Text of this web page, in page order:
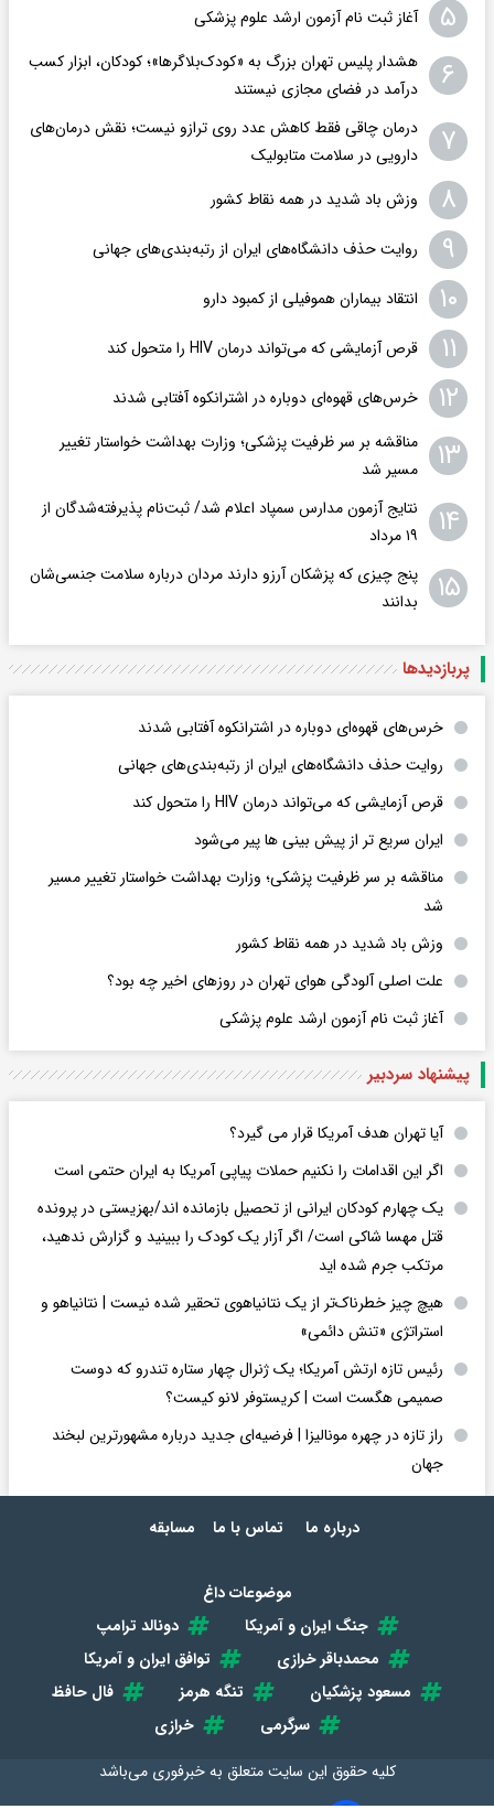
۵ آغاز ثبت نام آزمون ارشد علوم پزشکی
۶
هشدار پلیس تهران بزرگ به «کودک‌بلاگرها»؛ کودکان، ابزار کسب
درآمد در فضای مجازی نیستند
۷
درمان چاقی فقط کاهش عدد روی ترازو نیست؛ نقش درمان‌های
دارویی در سلامت متابولیک
۸ وزش باد شدید در همه نقاط کشور
۹ روایت حذف دانشگاه‌های ایران از رتبه‌بندی‌های جهانی
۱۰ انتقاد بیماران هموفیلی از کمبود دارو
۱۱ قرص آزمایشی که می‌تواند درمان HIV را متحول کند
۱۲ خرس‌های قهوه‌ای دوباره در اشترانکوه آفتابی شدند
۱۳
مناقشه بر سر ظرفیت پزشکی؛ وزارت بهداشت خواستار تغییر
مسیر شد
۱۴
نتایج آزمون مدارس سمپاد اعلام شد/ ثبت‌نام پذیرفته‌شدگان از
۱۹ مرداد
۱۵
پنج چیزی که پزشکان آرزو دارند مردان درباره سلامت جنسی‌شان
بدانند
پربازدید‌ها
خرس‌های قهوه‌ای دوباره در اشترانکوه آفتابی شدند
روایت حذف دانشگاه‌های ایران از رتبه‌بندی‌های جهانی
قرص آزمایشی که می‌تواند درمان HIV را متحول کند
ایران سریع تر از پیش بینی ها پیر می‌شود
مناقشه بر سر ظرفیت پزشکی؛ وزارت بهداشت خواستار تغییر مسیر
شد
وزش باد شدید در همه نقاط کشور
علت اصلی آلودگی هوای تهران در روزهای اخیر چه بود؟
آغاز ثبت نام آزمون ارشد علوم پزشکی
پیشنهاد سردبیر
آیا تهران هدف آمریکا قرار می گیرد؟
اگر این اقدامات را نکنیم حملات پیاپی آمریکا به ایران حتمی است
یک چهارم کودکان ایرانی از تحصیل بازمانده اند/بهزیستی در پرونده
قتل مهسا شاکی است/ اگر آزار یک کودک را ببینید و گزارش ندهید،
مرتکب جرم شده اید
هیچ چیز خطرناک‌تر از یک نتانیاهوی تحقیر شده نیست | نتانیاهو و
استراتژی «تنش دائمی»
رئیس تازه ارتش آمریکا؛ یک ژنرال چهار ستاره تندرو که دوست
صمیمی هگست است | کریستوفر لانو کیست؟
راز تازه در چهره مونالیزا | فرضیه‌ای جدید درباره مشهورترین لبخند
جهان
درباره ما تماس با ما مسابقه
موضوعات داغ
جنگ ایران و آمریکا
دونالد ترامپ
محمدباقر خرازی
توافق ایران و آمریکا
مسعود پزشکیان
تنگه هرمز
فال حافظ
سرگرمی
خرازی
کلیه حقوق این سایت متعلق بهخبرفوری می‌باشد